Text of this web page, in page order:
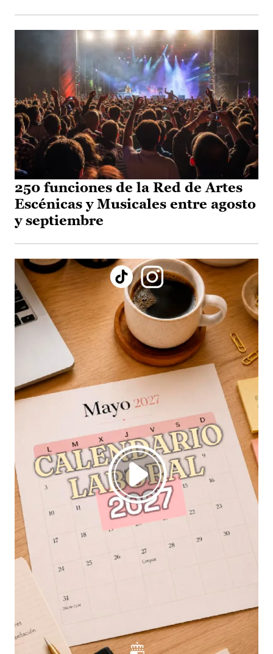
250 funciones de la Red de Artes
Escénicas y Musicales entre agosto
y septiembre